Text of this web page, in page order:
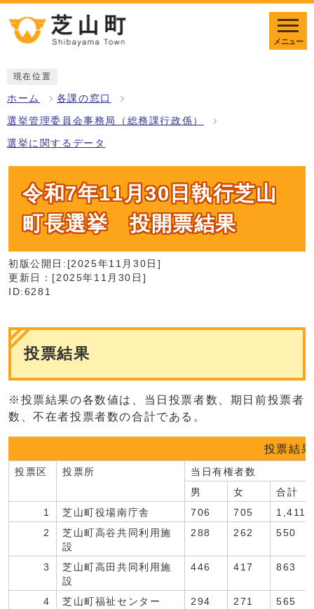
メニュー
現在位置
ホーム 各課の窓口
選挙管理委員会事務局（総務課行政係）
選挙に関するデータ
令和7年11月30日執行芝山
町長選挙 投開票結果
初版公開日:[2025年11月30日]
更新日：[2025年11月30日]
ID:6281
投票結果
※投票結果の各数値は、当日投票者数、期日前投票者
数、不在者投票者数の合計である。
投票結果
投票区 投票所
当日有権者数
男
女
合計
1
芝山町役場南庁舎 706 705
1,411
2
芝山町高谷共同利用施
設
288 262 550
3
芝山町高田共同利用施
設
446 417 863
4 芝山町福祉センター 294 271
565